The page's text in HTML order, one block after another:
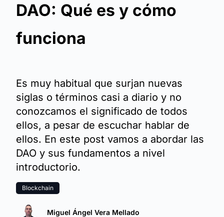
DAO: Qué es y cómo
funciona
Es muy habitual que surjan nuevas
siglas o términos casi a diario y no
conozcamos el significado de todos
ellos, a pesar de escuchar hablar de
ellos. En este post vamos a abordar las
DAO y sus fundamentos a nivel
introductorio.
Blockchain
Miguel Ángel Vera Mellado